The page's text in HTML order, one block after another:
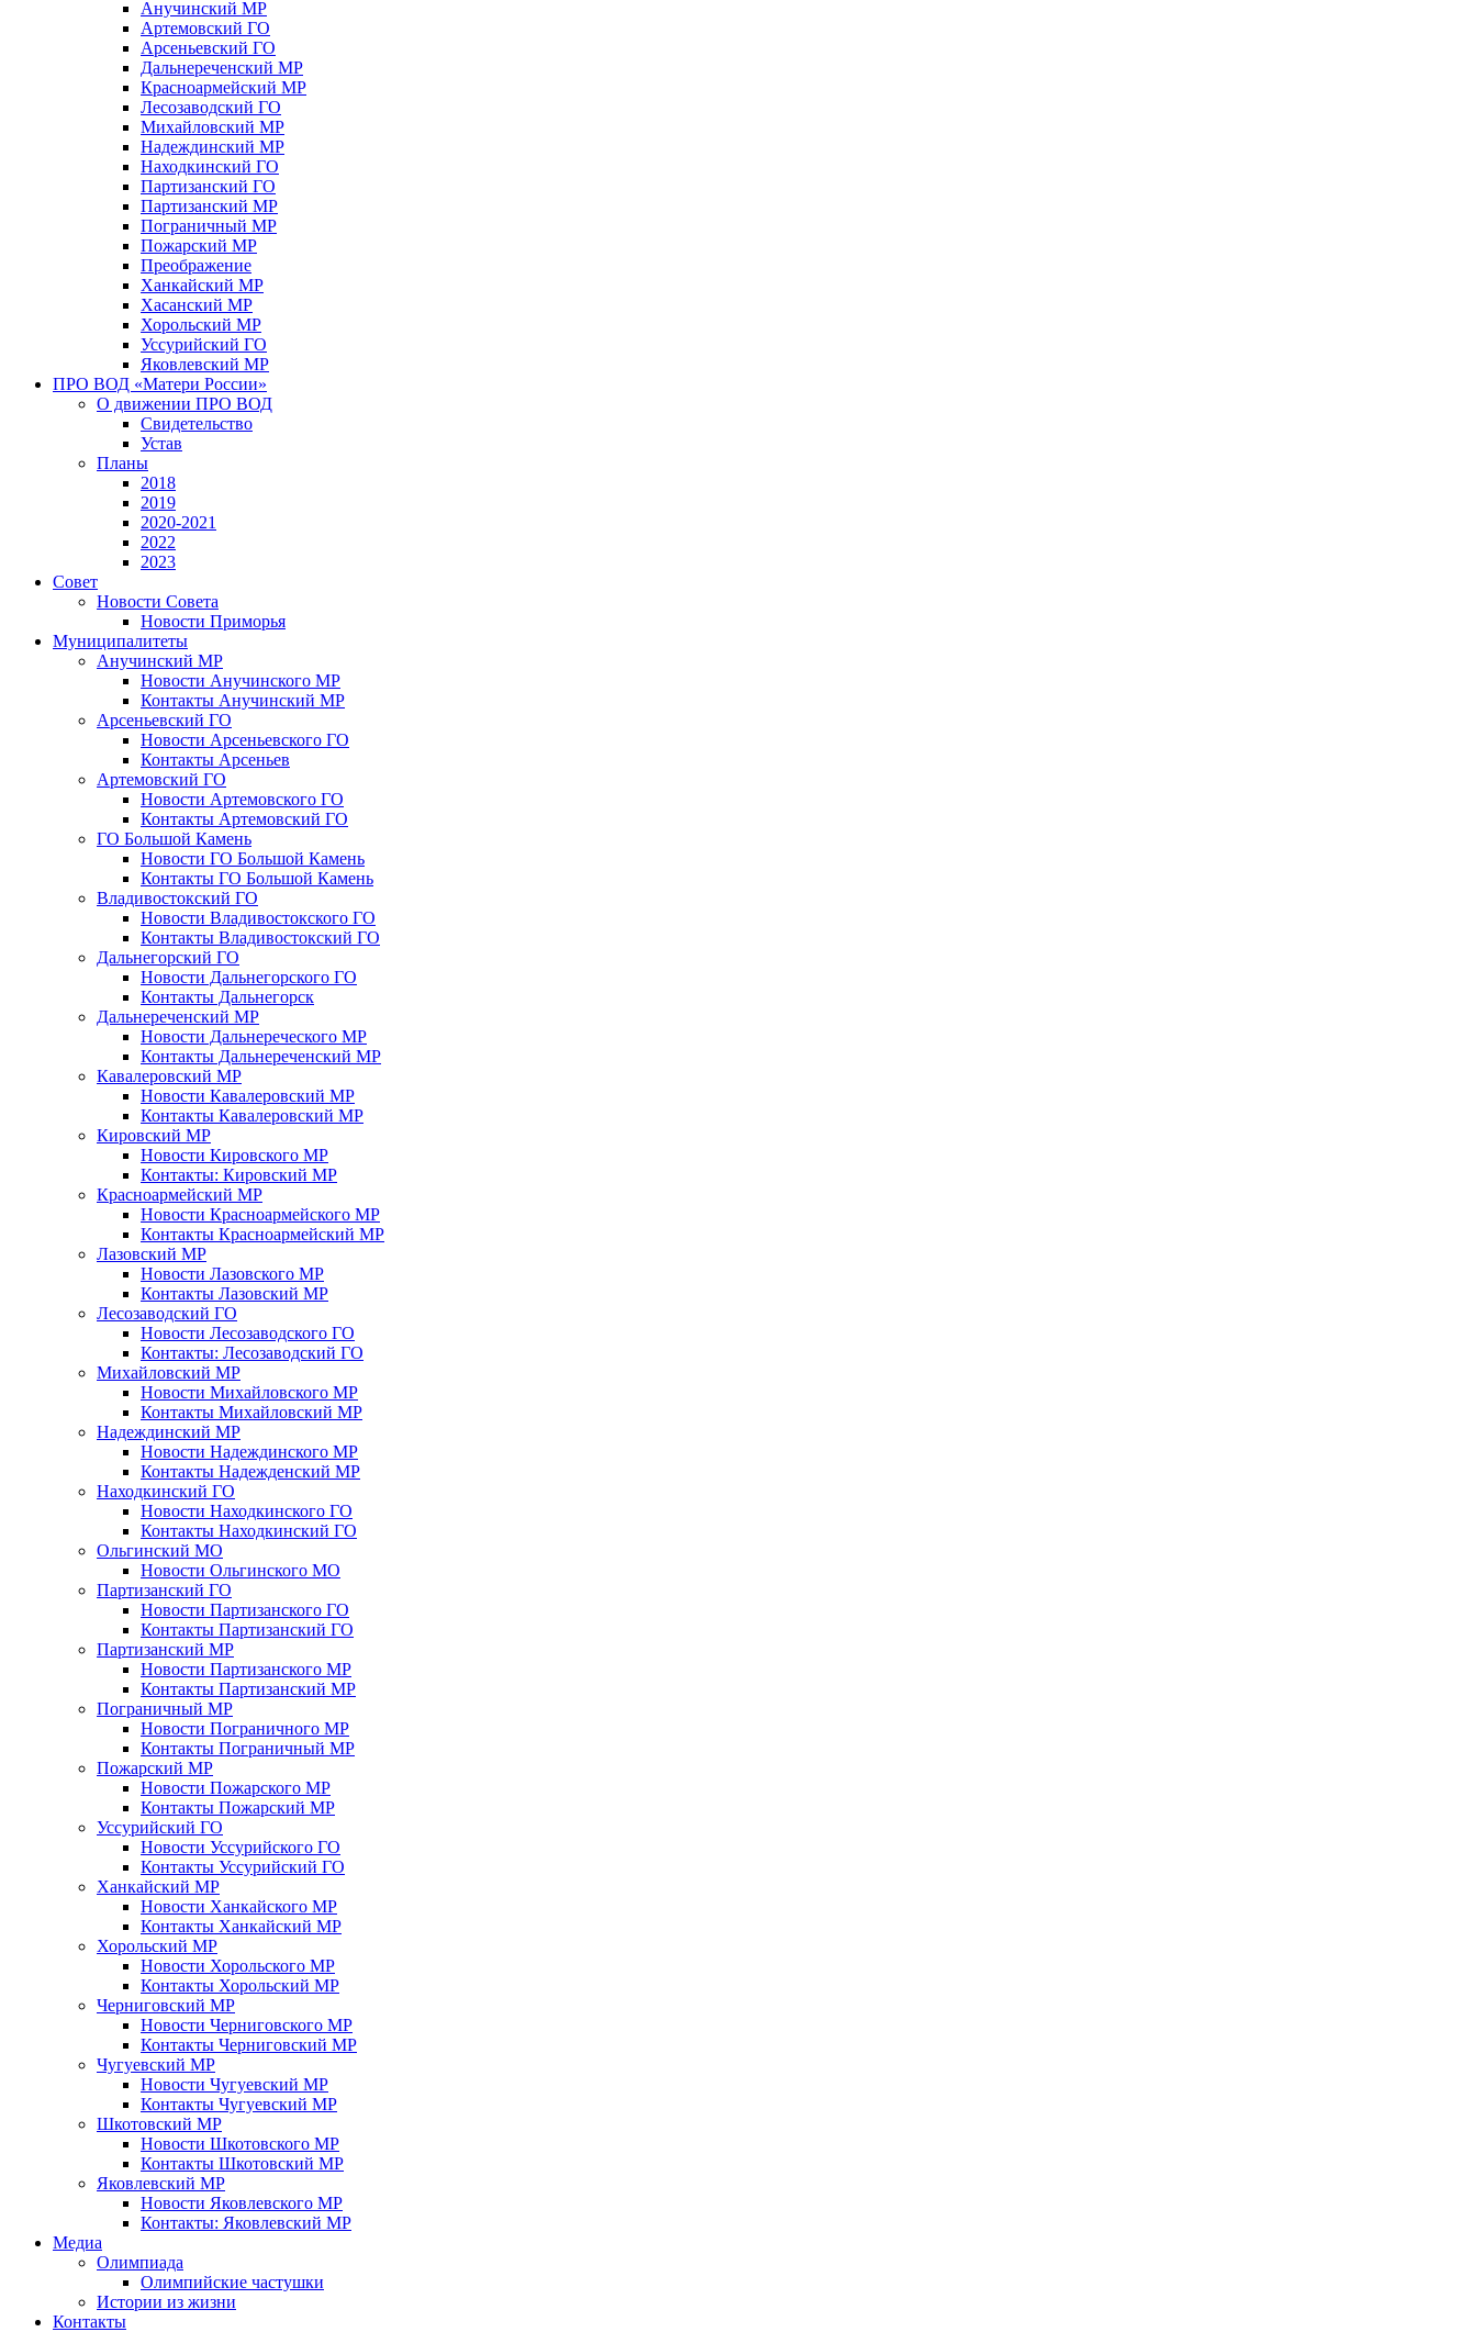
Анучинский МР
Артемовский ГО
Арсеньевский ГО
Дальнереченский МР
Красноармейский МР
Лесозаводский ГО
Михайловский МР
Надеждинский МР
Находкинский ГО
Партизанский ГО
Партизанский МР
Пограничный МР
Пожарский МР
Преображение
Ханкайский МР
Хасанский МР
Хорольский МР
Уссурийский ГО
Яковлевский МР
ПРО ВОД «Матери России»
О движении ПРО ВОД
Свидетельство
Устав
Планы
2018
2019
2020-2021
2022
2023
Совет
Новости Совета
Новости Приморья
Муниципалитеты
Анучинский МР
Новости Анучинского МР
Контакты Анучинский МР
Арсеньевский ГО
Новости Арсеньевского ГО
Контакты Арсеньев
Артемовский ГО
Новости Артемовского ГО
Контакты Артемовский ГО
ГО Большой Камень
Новости ГО Большой Камень
Контакты ГО Большой Камень
Владивостокский ГО
Новости Владивостокского ГО
Контакты Владивостокский ГО
Дальнегорский ГО
Новости Дальнегорского ГО
Контакты Дальнегорск
Дальнереченский МР
Новости Дальнереческого МР
Контакты Дальнереченский МР
Кавалеровский МР
Новости Кавалеровский МР
Контакты Кавалеровский МР
Кировский МР
Новости Кировского МР
Контакты: Кировский МР
Красноармейский МР
Новости Красноармейского МР
Контакты Красноармейский МР
Лазовский МР
Новости Лазовского МР
Контакты Лазовский МР
Лесозаводский ГО
Новости Лесозаводского ГО
Контакты: Лесозаводский ГО
Михайловский МР
Новости Михайловского МР
Контакты Михайловский МР
Надеждинский МР
Новости Надеждинского МР
Контакты Надежденский МР
Находкинский ГО
Новости Находкинского ГО
Контакты Находкинский ГО
Ольгинский МО
Новости Ольгинского МО
Партизанский ГО
Новости Партизанского ГО
Контакты Партизанский ГО
Партизанский МР
Новости Партизанского МР
Контакты Партизанский МР
Пограничный МР
Новости Пограничного МР
Контакты Пограничный МР
Пожарский МР
Новости Пожарского МР
Контакты Пожарский МР
Уссурийский ГО
Новости Уссурийского ГО
Контакты Уссурийский ГО
Ханкайский МР
Новости Ханкайского МР
Контакты Ханкайский МР
Хорольский МР
Новости Хорольского МР
Контакты Хорольский МР
Черниговский МР
Новости Черниговского МР
Контакты Черниговский МР
Чугуевский МР
Новости Чугуевский МР
Контакты Чугуевский МР
Шкотовский МР
Новости Шкотовского МР
Контакты Шкотовский МР
Яковлевский МР
Новости Яковлевского МР
Контакты: Яковлевский МР
Медиа
Олимпиада
Олимпийские частушки
Истории из жизни
Контакты